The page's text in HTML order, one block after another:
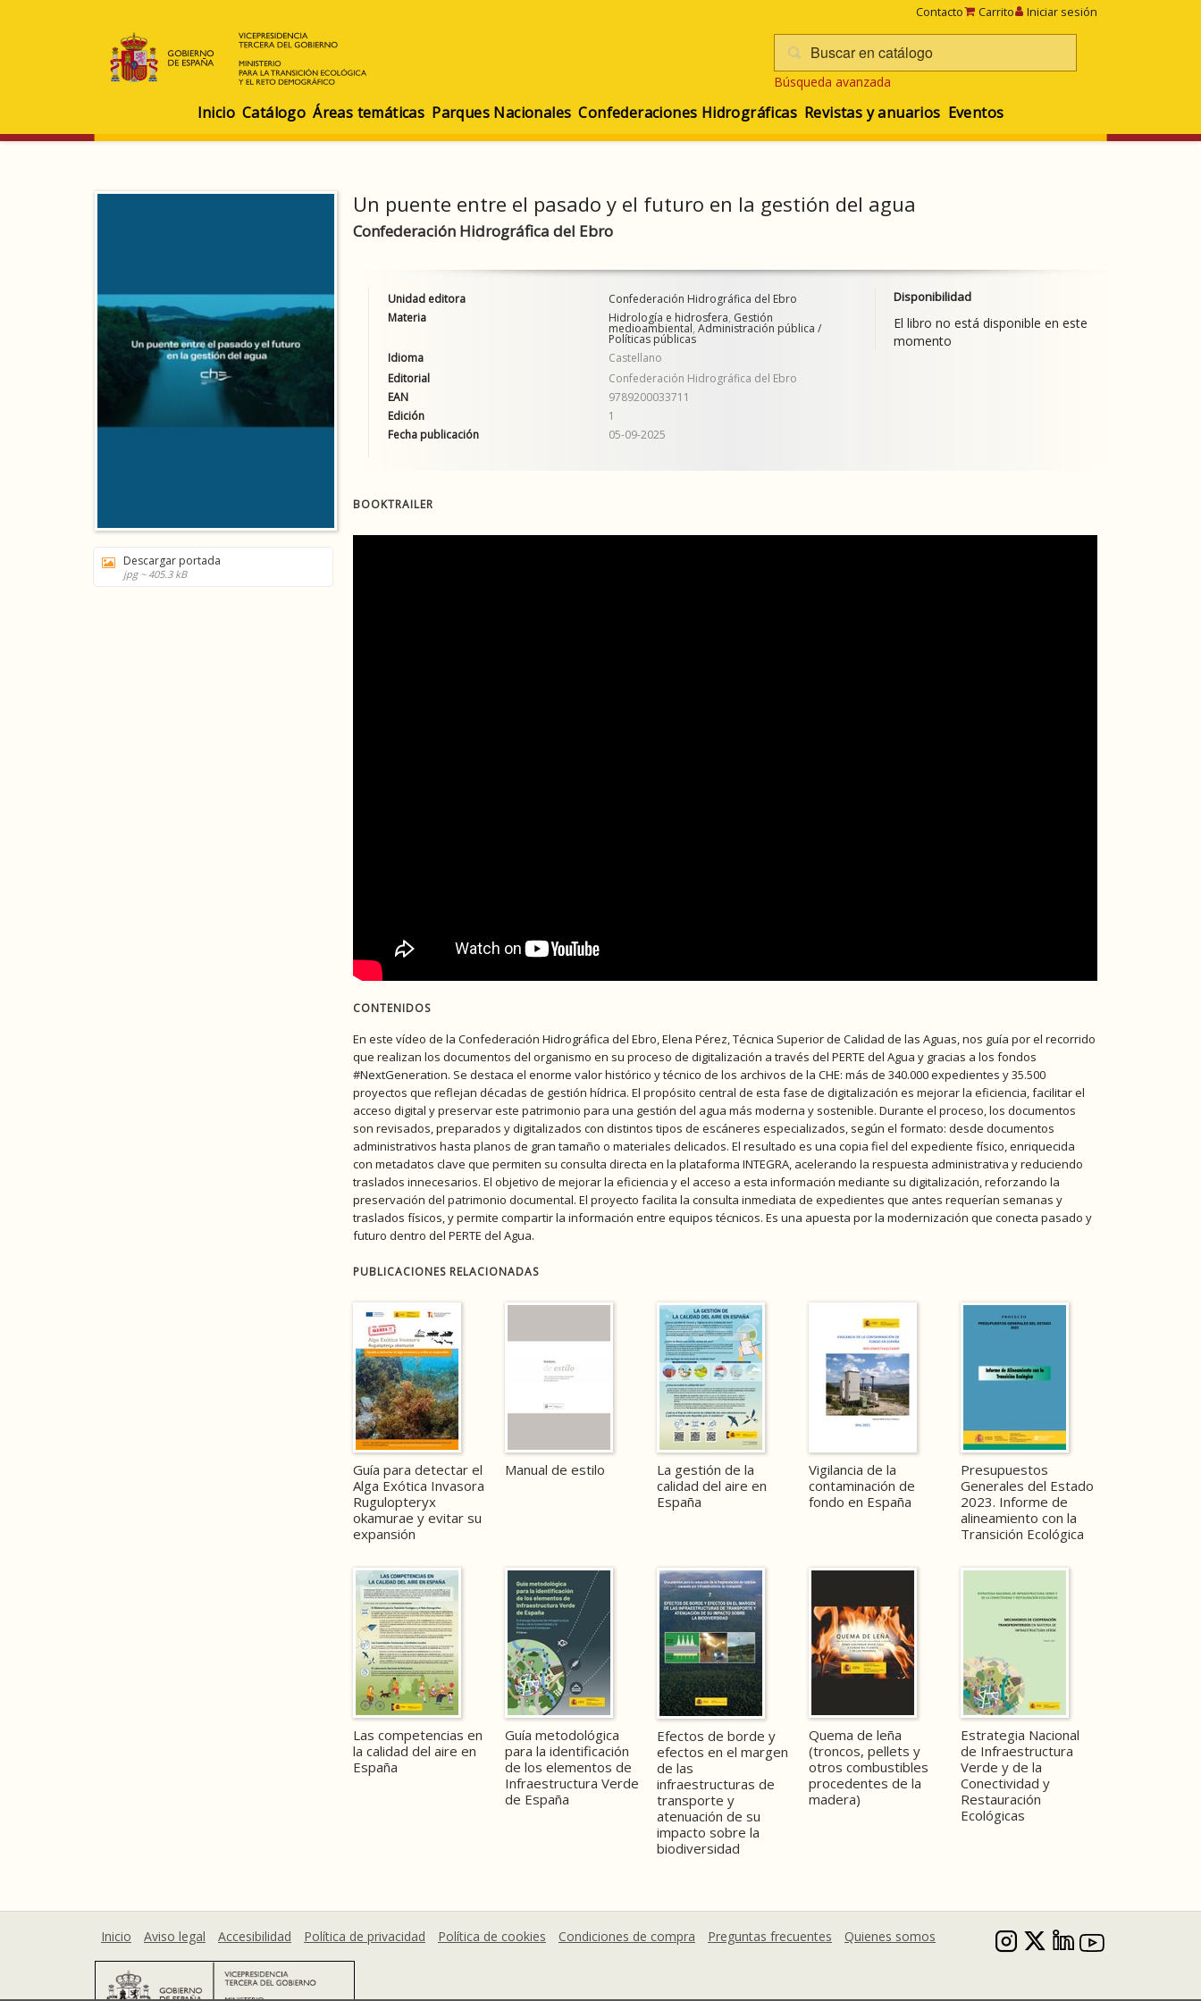
Contacto Carrito Iniciar sesión
Búsqueda avanzada
Inicio Catálogo Áreas temáticas Parques Nacionales Confederaciones Hidrográficas Revistas y anuarios Eventos
Descargar portada
jpg ~ 405.3 kB
Un puente entre el pasado y el futuro en la gestión del agua
Confederación Hidrográfica del Ebro
Unidad editora
Confederación Hidrográfica del Ebro
Materia
Hidrología e hidrosfera, Gestión
medioambiental,Administración pública /
Políticas públicas
Idioma
Castellano
Editorial
Confederación Hidrográfica del Ebro
EAN
9789200033711
Edición
1
Fecha publicación
05-09-2025
Disponibilidad
El libro no está disponible en este
momento
BOOKTRAILER
CONTENIDOS
En este vídeo de la Confederación Hidrográfica del Ebro, Elena Pérez, Técnica Superior de Calidad de las Aguas, nos guía por el recorrido
que realizan los documentos del organismo en su proceso de digitalización a través del PERTE del Agua y gracias a los fondos
#NextGeneration. Se destaca el enorme valor histórico y técnico de los archivos de la CHE: más de 340.000 expedientes y 35.500
proyectos que reflejan décadas de gestión hídrica. El propósito central de esta fase de digitalización es mejorar la eficiencia, facilitar el
acceso digital y preservar este patrimonio para una gestión del agua más moderna y sostenible. Durante el proceso, los documentos
son revisados, preparados y digitalizados con distintos tipos de escáneres especializados, según el formato: desde documentos
administrativos hasta planos de gran tamaño o materiales delicados. El resultado es una copia fiel del expediente físico, enriquecida
con metadatos clave que permiten su consulta directa en la plataforma INTEGRA, acelerando la respuesta administrativa y reduciendo
traslados innecesarios. El objetivo de mejorar la eficiencia y el acceso a esta información mediante su digitalización, reforzando la
preservación del patrimonio documental. El proyecto facilita la consulta inmediata de expedientes que antes requerían semanas y
traslados físicos, y permite compartir la información entre equipos técnicos. Es una apuesta por la modernización que conecta pasado y
futuro dentro del PERTE del Agua.
PUBLICACIONES RELACIONADAS
Guía para detectar el
Alga Exótica Invasora
Rugulopteryx
okamurae y evitar su
expansión
Manual de estilo
La gestión de la
calidad del aire en
España
Vigilancia de la
contaminación de
fondo en España
Presupuestos
Generales del Estado
2023. Informe de
alineamiento con la
Transición Ecológica
Las competencias en
la calidad del aire en
España
Guía metodológica
para la identificación
de los elementos de
Infraestructura Verde
de España
Efectos de borde y
efectos en el margen
de las
infraestructuras de
transporte y
atenuación de su
impacto sobre la
biodiversidad
Quema de leña
(troncos, pellets y
otros combustibles
procedentes de la
madera)
Estrategia Nacional
de Infraestructura
Verde y de la
Conectividad y
Restauración
Ecológicas
Inicio Aviso legal Accesibilidad Política de privacidad Política de cookies Condiciones de compra Preguntas frecuentes Quienes somos